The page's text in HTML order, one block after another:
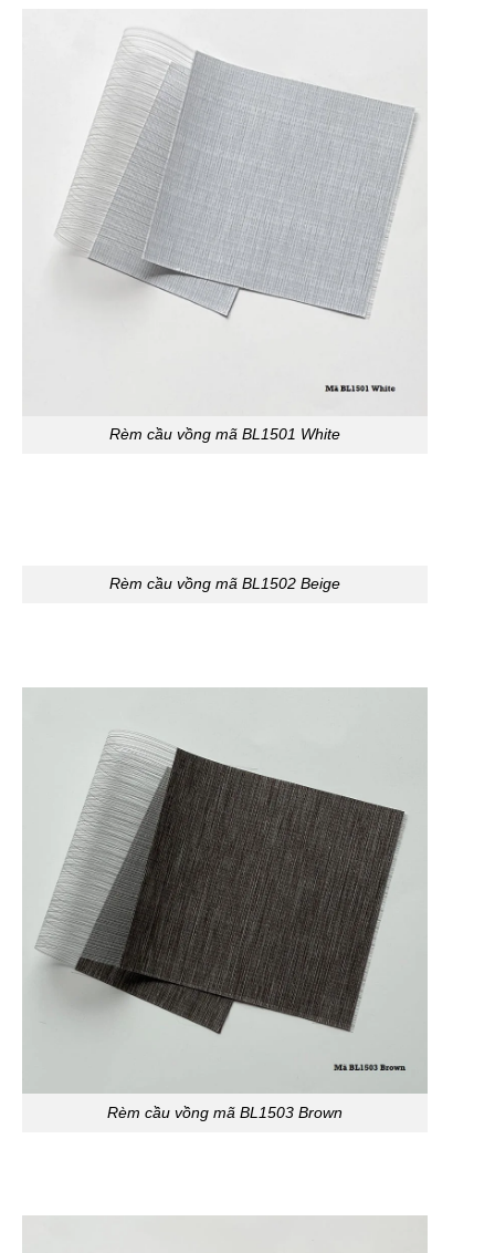
Rèm cầu vồng mã BL1501 White
Rèm cầu vồng mã BL1502 Beige
Rèm cầu vồng mã BL1503 Brown